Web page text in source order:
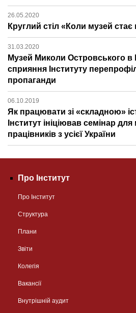
26.05.2020
Круглий стіл «Коли музей
31.03.2020
Музей Миколи Островського в
сприяння Інституту
пропаганди
06.10.2019
Як працювати зі «складною»
Інститут ініціював семінар
працівників з усієї України
Про Інститут
Про Інститут
Структура
Плани
Звіти
Колегія
Вакансії
Внутрішній аудит